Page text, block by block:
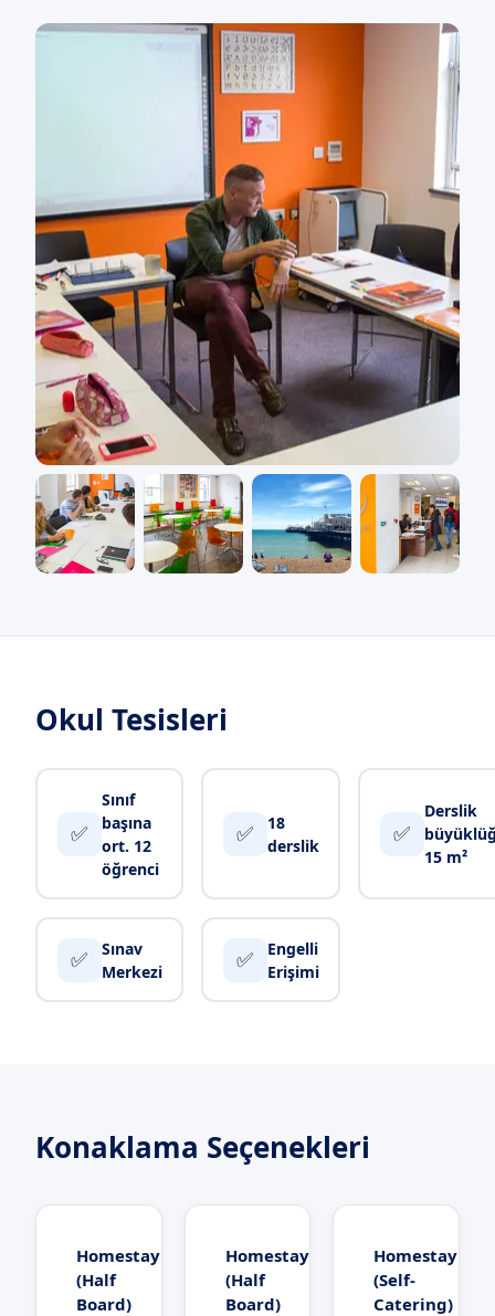
Okul Tesisleri
✅
Sınıf
başına
ort. 12
öğrenci
✅
18
derslik
✅
Derslik
15 m²
✅
Sınav
Merkezi
✅
Engelli
Erişimi
Konaklama Seçenekleri
Homestay
(Half
Board)
Homestay
(Half
Board)
Homestay
(Self-
Catering)